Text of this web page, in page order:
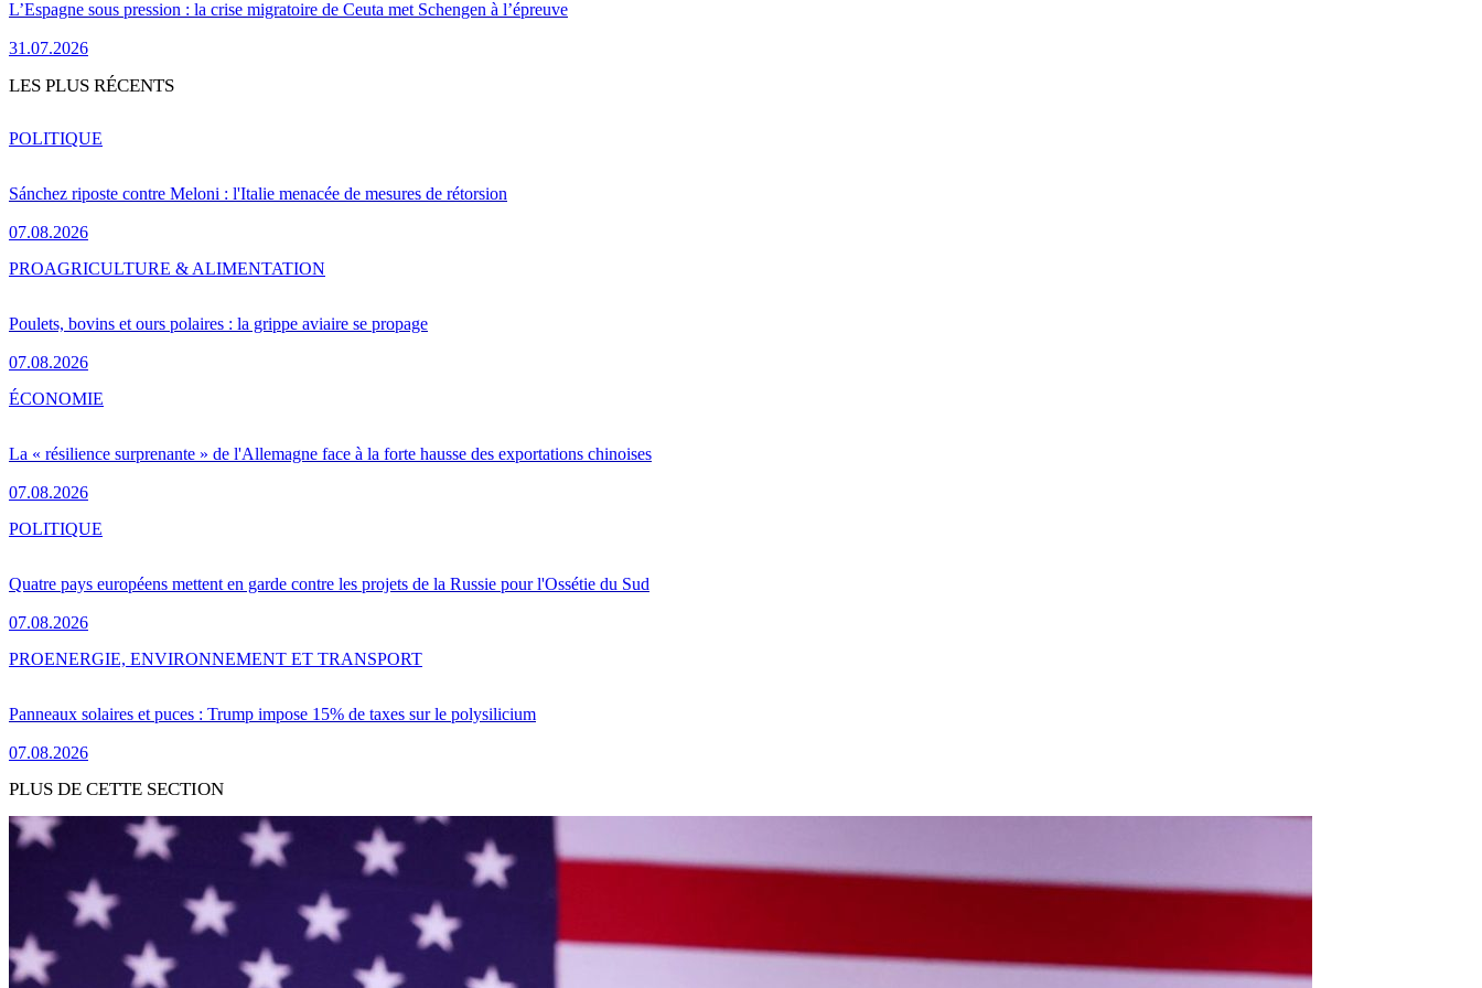
L’Espagne sous pression : la crise migratoire de Ceuta met Schengen à l’épreuve
31.07.2026
LES PLUS RÉCENTS
Sánchez riposte contre Meloni : l'Italie menacée de mesures de rétorsion
07.08.2026
POLITIQUE
Poulets, bovins et ours polaires : la grippe aviaire se propage
07.08.2026
PROAGRICULTURE & ALIMENTATION
La « résilience surprenante » de l'Allemagne face à la forte hausse des exportations chinoises
07.08.2026
ÉCONOMIE
Quatre pays européens mettent en garde contre les projets de la Russie pour l'Ossétie du Sud
07.08.2026
POLITIQUE
Panneaux solaires et puces : Trump impose 15% de taxes sur le polysilicium
07.08.2026
PROENERGIE, ENVIRONNEMENT ET TRANSPORT
PLUS DE CETTE SECTION